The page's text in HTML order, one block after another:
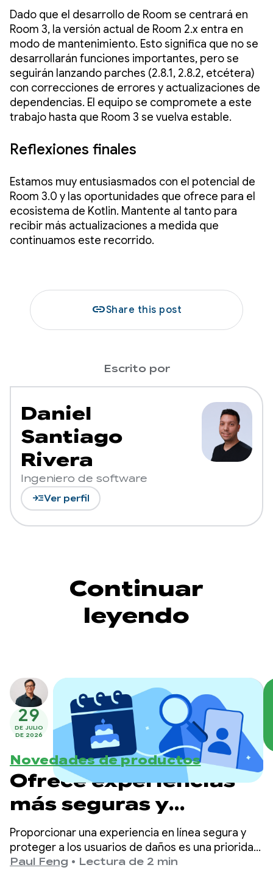
Dado que el desarrollo de Room se centrará en
Room 3, la versión actual de Room 2.x entra en
modo de mantenimiento. Esto significa que no se
desarrollarán funciones importantes, pero se
seguirán lanzando parches (2.8.1, 2.8.2, etcétera)
con correcciones de errores y actualizaciones de
dependencias. El equipo se compromete a este
trabajo hasta que Room 3 se vuelva estable.
Reflexiones finales
Estamos muy entusiasmados con el potencial de
Room 3.0 y las oportunidades que ofrece para el
ecosistema de Kotlin. Mantente al tanto para
recibir más actualizaciones a medida que
continuamos este recorrido.
linkShare this post
Escrito por
Daniel
Santiago
Rivera
Ingeniero de software
read_moreVer perfil
Continuar
leyendo
29
DE JULIO
DE 2026
Novedades de productos
Ofrece experiencias
más seguras y
adecuadas para la
edad en Google Play
Proporcionar una experiencia en línea segura y
proteger a los usuarios de daños es una prioridad
principal en Google Play.
Paul Feng • Lectura de 2 min